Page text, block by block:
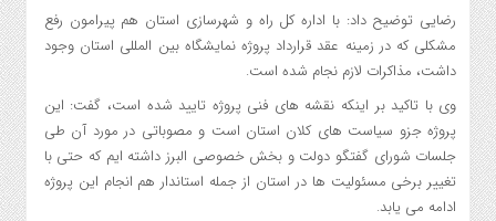
رضایی توضیح داد: با اداره کل راه و شهرسازی استان هم پیرامون رفع
مشکلی که در زمینه عقد قرارداد پروژه نمایشگاه بین المللی استان وجود
داشت، مذاکرات لازم نجام شده است.
وی با تاکید بر اینکه نقشه های فنی پروژه تایید شده است، گفت: این
پروژه جزو سیاست های کلان استان است و مصوباتی در مورد آن طی
جلسات شورای گفتگو دولت و بخش خصوصی البرز داشته ایم که حتی با
تغییر برخی مسئولیت ها در استان از جمله استاندار هم انجام این پروژه
ادامه می یابد.